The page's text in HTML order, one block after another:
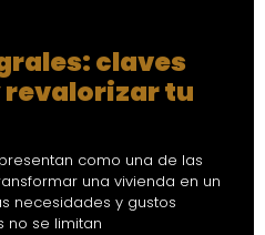
claves
revalorizar tu
como una de las
una vivienda en un
necesidades y gustos
no se limitan